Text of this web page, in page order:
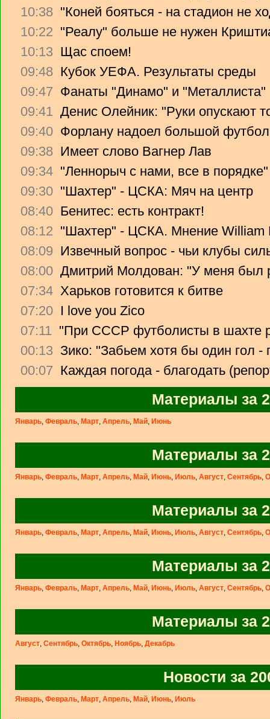
10:38 "Коней бояться - на стадион не
10:22 "Реалу" больше не нужен
10:13 Щас споем!
09:48 Кубок УЕФА. Результаты среды
09:47 Фанаты "Динамо" и
09:41 Денис Олейник: "Руки опускают
09:40 Форлану надоел большой
09:38 Имеет слово Вагнер Лав
09:34 "Леннорыч с нами, все в порядке"
09:30 "Шахтер" - ЦСКА: Мяч на центр
08:40 Бенитес: есть контракт!
08:12 "Шахтер" - ЦСКА. Мнение William
08:09 Извечный вопрос - чьи клубы
08:00 Дмитрий Молдован: "У меня был
07:34 Харьков готовится к битве
07:20 I love you Zico
07:11 "При СССР футболисты в шахте
00:13 Зико: "Забьем хотя бы один гол
00:07 Каждая погода - благодать
Материалы за
Январь, Февраль, Март, Апрель, Май, Июнь
Материалы за
Январь, Февраль, Март, Апрель, Май, Июнь, Июль, Август, Сентябрь,
Материалы за
Январь, Февраль, Март, Апрель, Май, Июнь, Июль, Август, Сентябрь,
Материалы за
Январь, Февраль, Март, Апрель, Май, Июнь, Июль, Август, Сентябрь,
Материалы за
Август, Сентябрь, Октябрь, Ноябрь, Декабрь
Новости за
Январь, Февраль, Март, Апрель, Май, Июнь, Июль